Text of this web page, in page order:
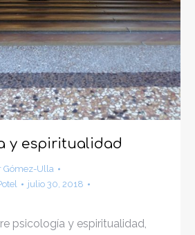
y espiritualidad
Gómez-Ulla
julio 30, 2018
psicología y espiritualidad,